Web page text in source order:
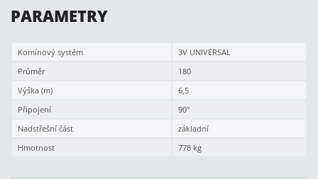
PARAMETRY
Komínový systém
3V UNIVERSAL
Průměr
180
Výška (m)
6,5
Připojení
90°
Nadstřešní část
základní
Hmotnost
778 kg